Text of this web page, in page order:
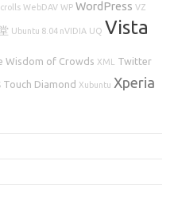
WebDAV WP WordPress VZ
Ubuntu 8.04 nVIDIA UQ Vista
Wisdom of Crowds XML Twitter
Touch Diamond Xubuntu Xperia